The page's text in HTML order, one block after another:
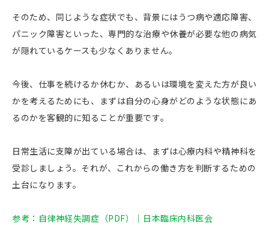
そのため、同じような症状でも、背景にはうつ病や適応障害、
パニック障害といった、専門的な治療や休養が必要な他の病気
が隠れているケースも少なくありません。
今後、仕事を続けるか休むか、あるいは環境を変えた方が良い
かを考えるためにも、まずは自分の心身がどのような状態にあ
るのかを客観的に知ることが重要です。
日常生活に支障が出ている場合は、まずは心療内科や精神科を
受診しましょう。それが、これからの働き方を判断するための
土台になります。
参考：自律神経失調症（PDF）｜日本臨床内科医会